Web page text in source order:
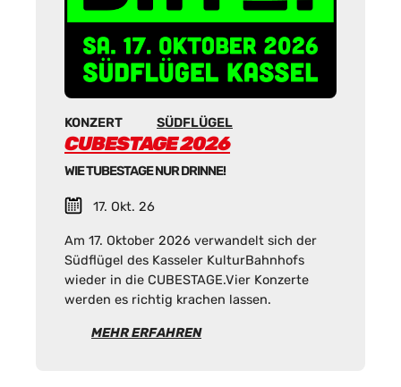
KONZERT SÜDFLÜGEL
CUBESTAGE 2026
WIE TUBESTAGE NUR DRINNE!
17. Okt. 26
Am 17. Oktober 2026 verwandelt sich der
Südflügel des Kasseler KulturBahnhofs
wieder in die CUBESTAGE.Vier Konzerte
werden es richtig krachen lassen.
MEHR ERFAHREN